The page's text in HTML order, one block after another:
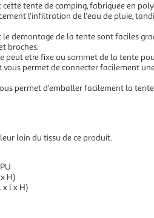
tente de camping, fabriquee en
l'infiltration de l'eau de pluie,
demontage de la tente sont faciles
broches.
etre fixe au sommet de la tente
vous permet de connecter facilement
permet d'emballer facilement la
loin du tissu de ce produit.
H)
x l x H)